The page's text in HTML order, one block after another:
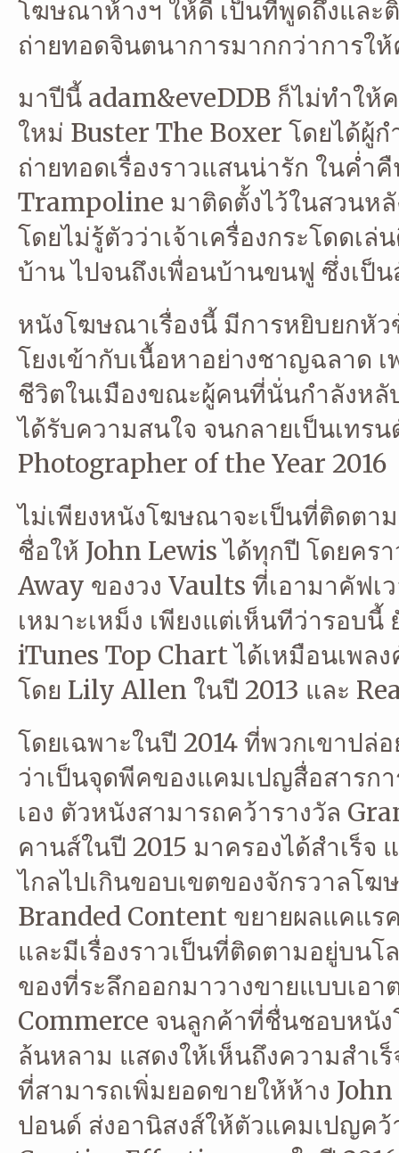
โฆษณาห้างฯ ให้ดี เป็นที่พูดถึงและ
ถ่ายทอดจินตนาการมากกว่าการใ
มาปีนี้ adam&eveDDB ก็ไม่ทำใ
ใหม่ Buster The Boxer โดยได้ผู้
ถ่ายทอดเรื่องราวแสนน่ารัก ในค่
Trampoline มาติดตั้งไว้ในสวนห
โดยไม่รู้ตัวว่าเจ้าเครื่องกระโดดเ
บ้าน ไปจนถึงเพื่อนบ้านขนฟู ซึ่งเป็
หนังโฆษณาเรื่องนี้ มีการหยิบยกหั
โยงเข้ากับเนื้อหาอย่างชาญฉลาด
ชีวิตในเมืองขณะผู้คนที่นั่นกำลังหลั
ได้รับความสนใจ จนกลายเป็นเทร
Photographer of the Year 2016
ไม่เพียงหนังโฆษณาจะเป็นที่ติดตา
ชื่อให้ John Lewis ได้ทุกปี โดยคร
Away ของวง Vaults ที่เอามาคัฟเ
เหมาะเหม็ง เพียงแต่เห็นทีว่ารอบ
iTunes Top Chart ได้เหมือนเพล
โดย Lily Allen ในปี 2013 และ
โดยเฉพาะในปี 2014 ที่พวกเขาป
ว่าเป็นจุดพีคของแคมเปญสื่อสารก
เอง ตัวหนังสามารถคว้ารางวัล
คานส์ในปี 2015 มาครองได้สำเร็
ไกลไปเกินขอบเขตของจักรวาลโ
Branded Content ขยายผลแคแร
และมีเรื่องราวเป็นที่ติดตามอยู่บน
ของที่ระลึกออกมาวางขายแบบเอ
Commerce จนลูกค้าที่ชื่นชอบหนั
ล้นหลาม แสดงให้เห็นถึงความสำเ
ที่สามารถเพิ่มยอดขายให้ห้าง
ปอนด์ ส่งอานิสงส์ให้ตัวแคมเปญค